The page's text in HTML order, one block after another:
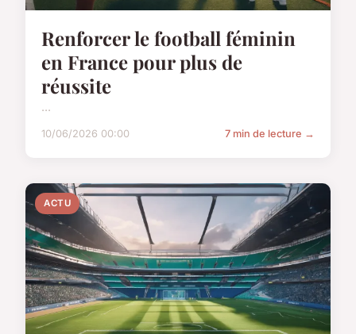
Renforcer le football féminin
en France pour plus de
réussite
...
10/06/2026 00:00 7 min de lecture →
ACTU